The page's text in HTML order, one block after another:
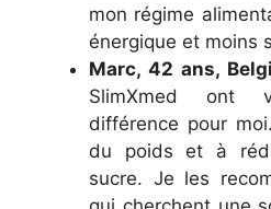
mon régime
énergique et moins
Marc, 42 ans,
SlimXmed ont
différence pour
du poids et à
sucre. Je les